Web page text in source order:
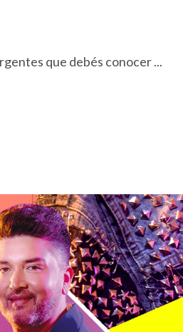
que debés conocer